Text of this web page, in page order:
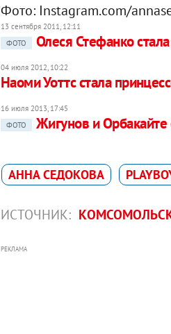
Фото: Instagram.com/
13 сентября 2011, 12:11
ФОТО
Олеся Стефанко
04 июля 2012, 10:22
Наоми Уоттс стала
16 июля 2013, 17:45
ФОТО
Жигунов и
АННА СЕДОКОВА
ИСТОЧНИК:
РЕКЛАМА